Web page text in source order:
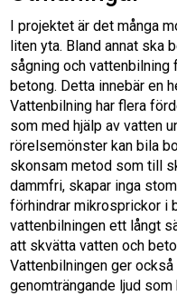
I projektet är det många
liten yta. Bland annat ska
sågning och vattenbilning
betong. Detta innebär en
Vattenbilning har flera
som med hjälp av vatten
rörelsemönster kan bila
skonsam metod som till
dammfri, skapar inga
förhindrar mikrosprickor i
vattenbilningen ett långt
att skvätta vatten och
Vattenbilningen ger
genomträngande ljud